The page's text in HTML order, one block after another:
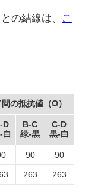
の結線は、
こ
の抵抗値（Ω）
D
白
B-C
緑-黒
C-D
黒-白
90 90
263 263